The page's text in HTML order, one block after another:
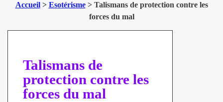
Accueil> Esotérisme> Talismans de protection contre les
forces du mal
Talismans de
protection contre les
forces du mal